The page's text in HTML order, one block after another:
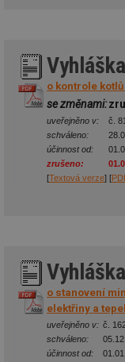
o kontrole
se změnami:
uveřejněno v:
č.
schváleno:
účinnost od:
zrušeno:
[Textová verze] [
o stanovení
elektřiny a
uveřejněno v: č.
schváleno:
účinnost od: